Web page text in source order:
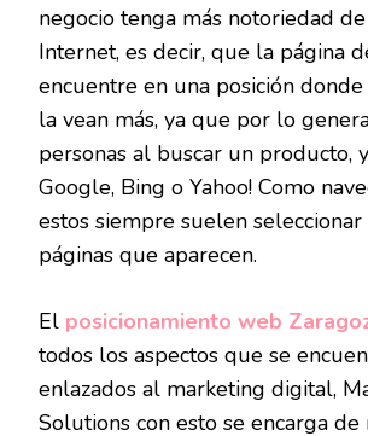
negocio tenga más notoriedad
Internet, es decir, que la página
encuentre en una posición
la vean más, ya que por lo
personas al buscar un producto,
Google, Bing o Yahoo! Como
estos siempre suelen
páginas que aparecen.
El posicionamiento web
todos los aspectos que se
enlazados al marketing digital,
Solutions con esto se encarga